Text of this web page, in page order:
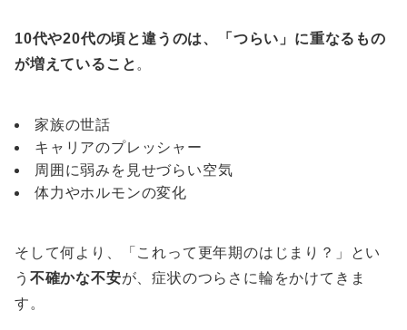
10代や20代の頃と違うのは、「つらい」に重なるもの
が増えていること 。
家族の世話
キャリアのプレッシャー
周囲に弱みを見せづらい空気
体力やホルモンの変化
そして何より、「これって更年期のはじまり？」とい
う 不確かな不安が、症状のつらさに輪をかけてきま
す。